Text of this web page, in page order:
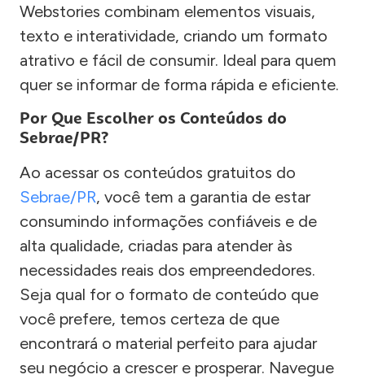
Webstories combinam elementos visuais,
texto e interatividade, criando um formato
atrativo e fácil de consumir. Ideal para quem
quer se informar de forma rápida e eficiente.
Por Que Escolher os Conteúdos do
Sebrae/PR?
Ao acessar os conteúdos gratuitos do
Sebrae/PR, você tem a garantia de estar
consumindo informações confiáveis e de
alta qualidade, criadas para atender às
necessidades reais dos empreendedores.
Seja qual for o formato de conteúdo que
você prefere, temos certeza de que
encontrará o material perfeito para ajudar
seu negócio a crescer e prosperar. Navegue